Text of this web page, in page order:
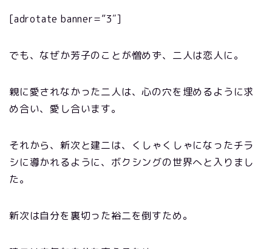
[adrotate banner=”3″]
でも、なぜか芳子のことが憎めず、二人は恋人に。
親に愛されなかった二人は、心の穴を埋めるように求
め合い、愛し合います。
それから、新次と建二は、くしゃくしゃになったチラ
シに導かれるように、ボクシングの世界へと入りまし
た。
新次は自分を裏切った裕二を倒すため。